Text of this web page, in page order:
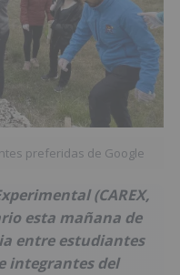
preferidas de Google
(CAREX,
esta mañana de
entre estudiantes
integrantes del